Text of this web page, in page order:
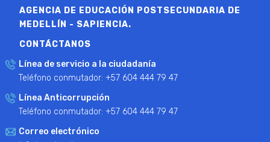
AGENCIA DE EDUCACIÓN POSTSECUNDARIA DE
MEDELLÍN - SAPIENCIA.
CONTÁCTANOS
Línea de servicio a la ciudadanía
Teléfono conmutador: +57 604 444 79 47
Línea Anticorrupción
Teléfono conmutador: +57 604 444 79 47
Correo electrónico